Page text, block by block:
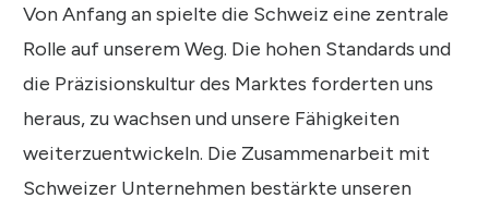
Von Anfang an spielte die Schweiz eine zentrale
Rolle auf unserem Weg. Die hohen Standards und
die Präzisionskultur des Marktes forderten uns
heraus, zu wachsen und unsere Fähigkeiten
weiterzuentwickeln. Die Zusammenarbeit mit
Schweizer Unternehmen bestärkte unseren